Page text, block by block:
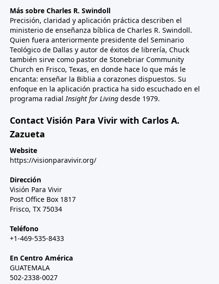
Más sobre Charles R. Swindoll
Precisión, claridad y aplicación práctica describen el
ministerio de enseñanza bíblica de Charles R. Swindoll.
Quien fuera anteriormente presidente del Seminario
Teológico de Dallas y autor de éxitos de librería, Chuck
también sirve como pastor de Stonebriar Community
Church en Frisco, Texas, en donde hace lo que más le
encanta: enseñar la Biblia a corazones dispuestos. Su
enfoque en la aplicación practica ha sido escuchado en el
programa radialInsight for Living desde 1979.
Contact Visión Para Vivir with Carlos A.
Zazueta
Website
https://visionparavivir.org/
Dirección
Visión Para Vivir
Post Office Box 1817
Frisco, TX 75034
Teléfono
+1-469-535-8433
En Centro América
GUATEMALA
502-2338-0027